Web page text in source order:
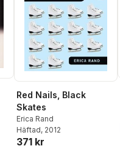
Red Nails, Black
Skates
Erica Rand
Häftad, 2012
371 kr